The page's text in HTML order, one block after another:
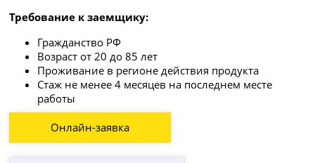
Требование к заемщику:
Гражданство РФ
Возраст от 20 до 85 лет
Проживание в регионе действия продукта
Стаж не менее 4 месяцев на последнем месте
работы
Онлайн-заявка